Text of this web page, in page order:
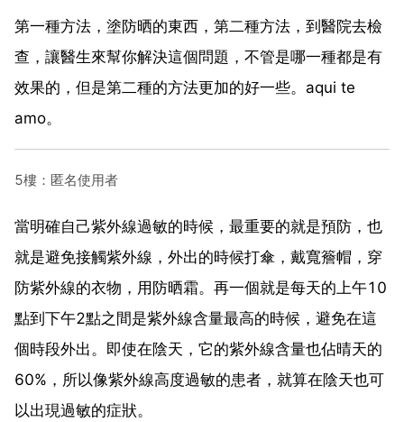
第一種方法，塗防晒的東西，第二種方法，到醫院去檢
查，讓醫生來幫你解決這個問題，不管是哪一種都是有
效果的，但是第二種的方法更加的好一些。aqui te
amo。
5樓：匿名使用者
當明確自己紫外線過敏的時候，最重要的就是預防，也
就是避免接觸紫外線，外出的時候打傘，戴寬簷帽，穿
防紫外線的衣物，用防晒霜。再一個就是每天的上午10
點到下午2點之間是紫外線含量最高的時候，避免在這
個時段外出。即使在陰天，它的紫外線含量也佔晴天的
60%，所以像紫外線高度過敏的患者，就算在陰天也可
以出現過敏的症狀。